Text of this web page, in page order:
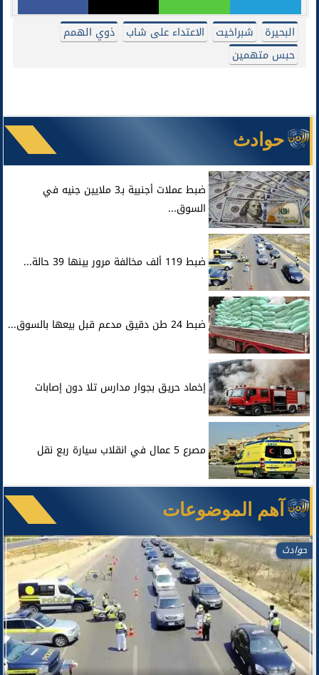
البحيرة شبراخيت الاعتداء على شاب
ذوي الهمم
حبس متهمين
حوادث
ضبط عملات أجنبية بـ3 ملايين جنيه في
السوق...
ضبط 119 ألف مخالفة مرور بينها 39 حالة...
ضبط 24 طن دقيق مدعم قبل بيعها بالسوق...
إخماد حريق بجوار مدارس تلا دون إصابات
مصرع 5 عمال في انقلاب سيارة ربع نقل
آهم الموضوعات
حوادث